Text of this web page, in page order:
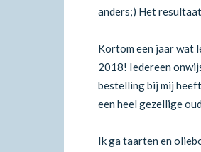
anders;) Het
Kortom een jaar wat
2018! Iedereen
bestelling bij mij
een heel gezellige
Ik ga taarten en